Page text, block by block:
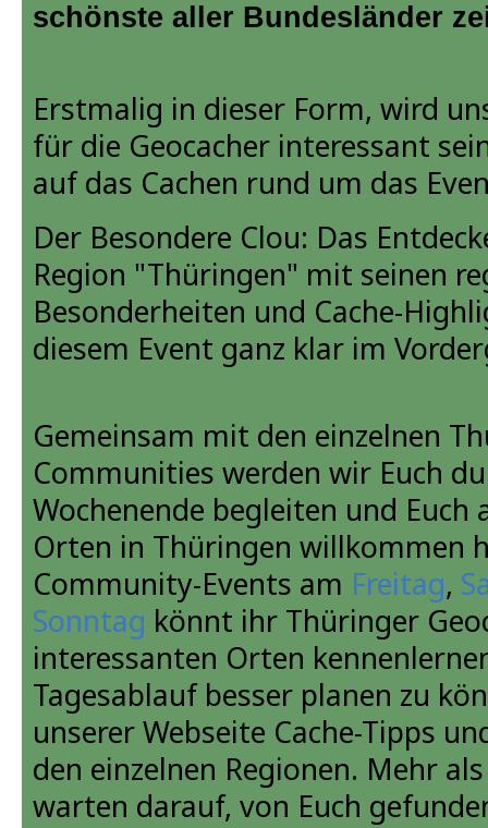
schönste aller Bundesländer
Erstmalig in dieser Form, wird
für die Geocacher interessant
auf das Cachen rund um das
Der Besondere Clou: Das
Region "Thüringen" mit seinen
Besonderheiten und Cache-
diesem Event ganz klar im
Gemeinsam mit den einzelnen
Communities werden wir Euch
Wochenende begleiten und Euch
Orten in Thüringen willkommen
Community-Events am Freitag,
Sonntag könnt ihr Thüringer
interessanten Orten
Tagesablauf besser planen zu
unserer Webseite Cache-Tipps
den einzelnen Regionen. Mehr
warten darauf, von Euch